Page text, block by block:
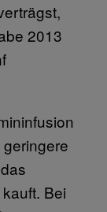
2013
Bei